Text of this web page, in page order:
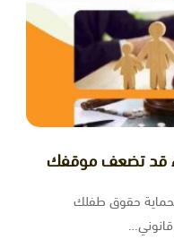
لحماية حقوق طفلك